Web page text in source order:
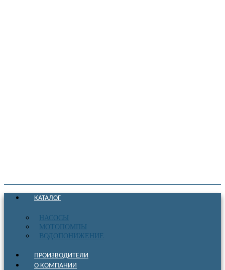
КАТАЛОГ
НАСОСЫ
МОТОПОМПЫ
ВОДОПОНИЖЕНИЕ
ПРОИЗВОДИТЕЛИ
О КОМПАНИИ